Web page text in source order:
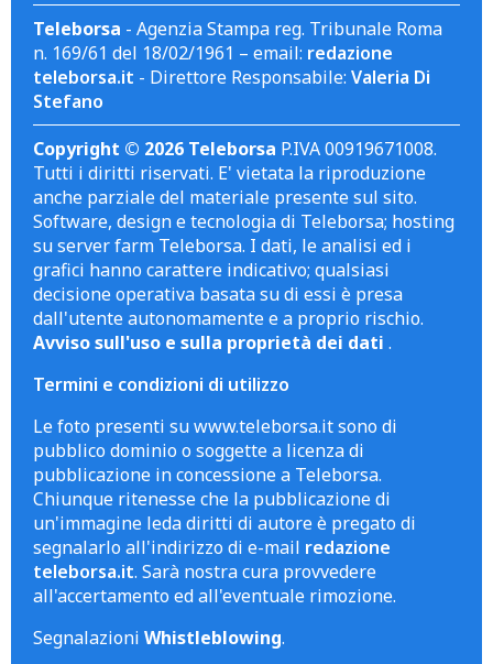
Teleborsa - Agenzia Stampa reg. Tribunale Roma
n. 169/61 del 18/02/1961 – email: redazione
teleborsa.it - Direttore Responsabile: Valeria Di
Stefano
Copyright © 2026 Teleborsa P.IVA 00919671008.
Tutti i diritti riservati. E' vietata la riproduzione
anche parziale del materiale presente sul sito.
Software, design e tecnologia di Teleborsa; hosting
su server farm Teleborsa. I dati, le analisi ed i
grafici hanno carattere indicativo; qualsiasi
decisione operativa basata su di essi è presa
dall'utente autonomamente e a proprio rischio.
Avviso sull'uso e sulla proprietà dei dati .
Termini e condizioni di utilizzo
Le foto presenti su www.teleborsa.it sono di
pubblico dominio o soggette a licenza di
pubblicazione in concessione a Teleborsa.
Chiunque ritenesse che la pubblicazione di
un'immagine leda diritti di autore è pregato di
segnalarlo all'indirizzo di e-mail redazione
teleborsa.it. Sarà nostra cura provvedere
all'accertamento ed all'eventuale rimozione.
Segnalazioni Whistleblowing.